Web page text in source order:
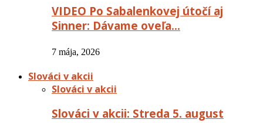
VIDEO Po Sabalenkovej útočí aj
Sinner: Dávame oveľa…
7 mája, 2026
Slováci v akcii
Slováci v akcii
Slováci v akcii: Streda 5. august